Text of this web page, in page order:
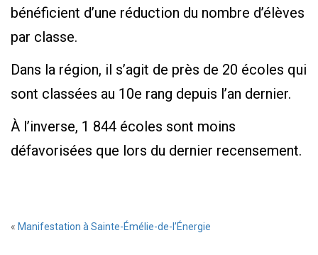
bénéficient d’une réduction du nombre d’élèves
par classe.
Dans la région, il s’agit de près de 20 écoles qui
sont classées au 10e rang depuis l’an dernier.
À l’inverse, 1 844 écoles sont moins
défavorisées que lors du dernier recensement.
« Manifestation à Sainte-Émélie-de-l’Énergie